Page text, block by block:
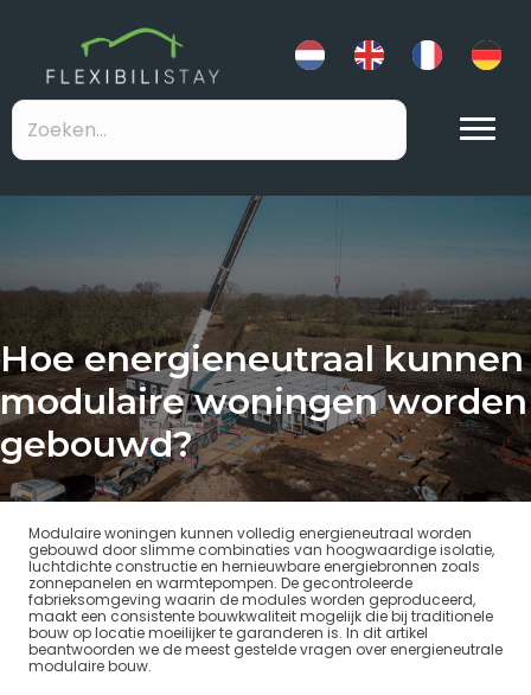
Hoe energieneutraal kunnen
modulaire woningen worden
gebouwd?
Modulaire woningen kunnen volledig energieneutraal worden
gebouwd door slimme combinaties van hoogwaardige isolatie,
luchtdichte constructie en hernieuwbare energiebronnen zoals
zonnepanelen en warmtepompen. De gecontroleerde
fabrieksomgeving waarin de modules worden geproduceerd,
maakt een consistente bouwkwaliteit mogelijk die bij traditionele
bouw op locatie moeilijker te garanderen is. In dit artikel
beantwoorden we de meest gestelde vragen over energieneutrale
modulaire bouw.